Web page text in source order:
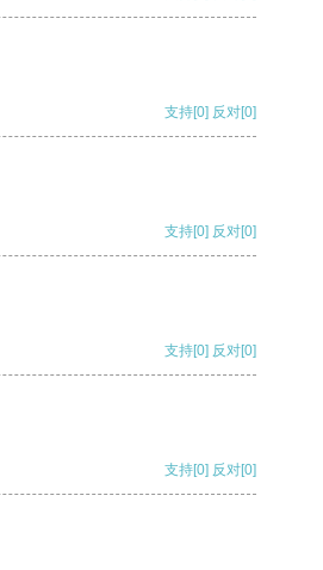
支持[0] 反对[0]
支持[0] 反对[0]
支持[0] 反对[0]
支持[0] 反对[0]